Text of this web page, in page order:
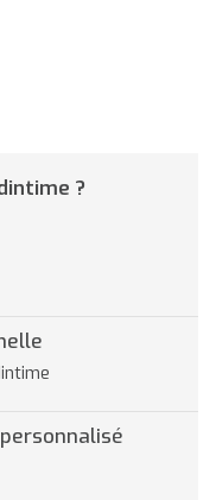
?